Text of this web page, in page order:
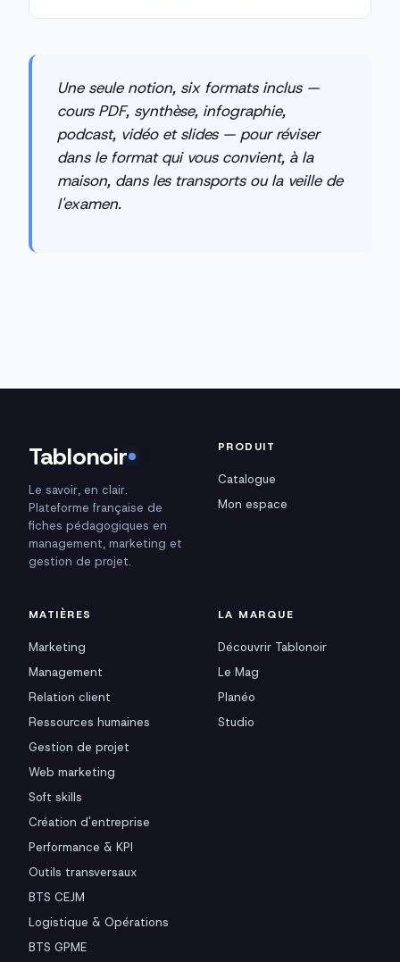
Une seule notion, six formats inclus —
cours PDF, synthèse, infographie,
podcast, vidéo et slides — pour réviser
dans le format qui vous convient, à la
maison, dans les transports ou la veille de
l'examen.
Tablonoir
Le savoir, en clair.
Plateforme française de
fiches pédagogiques en
management, marketing et
gestion de projet.
PRODUIT
Catalogue
Mon espace
MATIÈRES
Marketing
Management
Relation client
Ressources humaines
Gestion de projet
Web marketing
Soft skills
Création d'entreprise
Performance & KPI
Outils transversaux
BTS CEJM
Logistique & Opérations
BTS GPME
LA MARQUE
Découvrir Tablonoir
Le Mag
Planéo
Studio